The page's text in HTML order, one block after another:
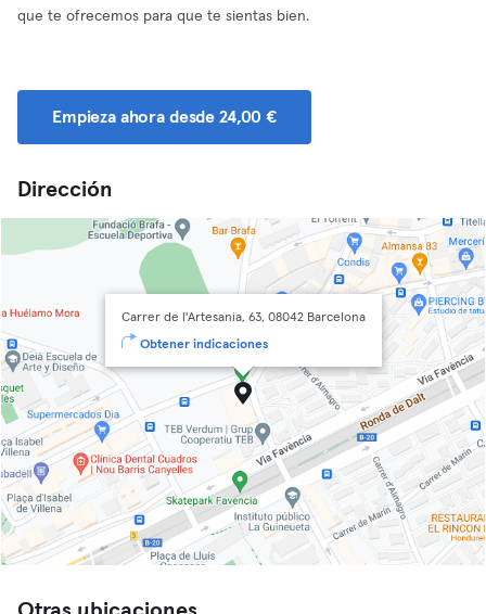
que te ofrecemos para que te sientas bien.
Empieza ahora desde 24,00 €
Dirección
Carrer de l'Artesania, 63, 08042 Barcelona
Obtener indicaciones